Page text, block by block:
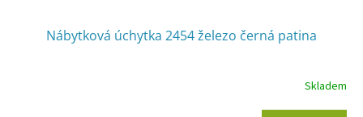
Nábytková úchytka 2454 železo černá patina
Skladem